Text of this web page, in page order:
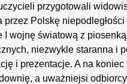
przygotowali
przez Polskę
wojnę światową z
niezwykle staranna i
i prezentacje. A na
a uważniejsi